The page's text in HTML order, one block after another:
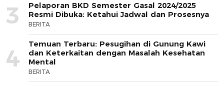
3
Pelaporan BKD Semester Gasal 2024/2025
Resmi Dibuka: Ketahui Jadwal dan Prosesnya
BERITA
4
Temuan Terbaru: Pesugihan di Gunung Kawi
dan Keterkaitan dengan Masalah Kesehatan
Mental
BERITA